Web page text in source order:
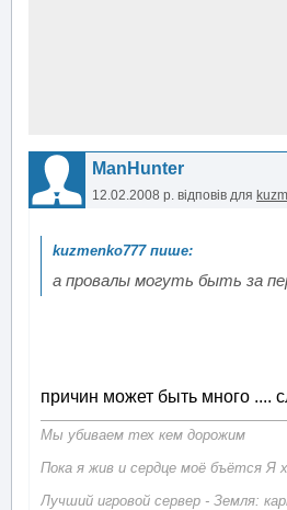
ManHunter
12.02.2008 р. відповів для
а провалы могуть быть за
причин может быть много ....
Мы убиваем тех кем дорожим
Пока я жив и сердце моё бъётся Я
Лучший игровой сервер - Земля: